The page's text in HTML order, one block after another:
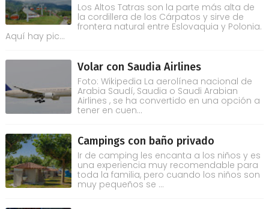
Los Altos Tatras son la parte más alta de
la cordillera de los Cárpatos y sirve de
frontera natural entre Eslovaquia y Polonia.
Aquí hay pic...
Volar con Saudia Airlines
Foto: Wikipedia La aerolínea nacional de
Arabia Saudí, Saudia o Saudi Arabian
Airlines , se ha convertido en una opción a
tener en cuen...
Campings con baño privado
Ir de camping les encanta a los niños y es
una experiencia muy recomendable para
toda la familia, pero cuando los niños son
muy pequeños se ...